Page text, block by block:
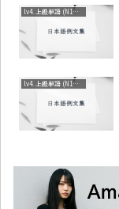
lv4. 上級単語 (N1～N2)
lv4. 上級単語 (N1～N2)